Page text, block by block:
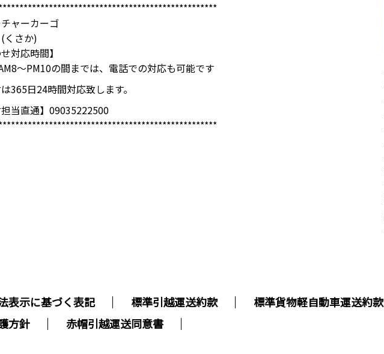
ャーカーゴ
さか)
対応時間】
～PM10の間までは、電話での対応も可能です
365日24時間対応致します。
担当直通】09035222500
表示に基づく表記 標準引越運送約款 標準貨物軽自動車運送約款
方針
赤帽引越運送同意書